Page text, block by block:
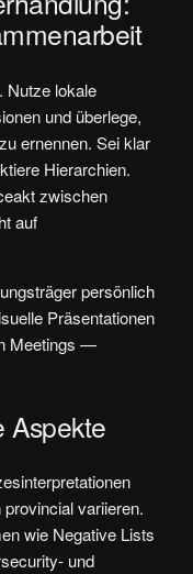
Nutze lokale
und überlege,
ernennen. Sei klar
Hierarchien.
zwischen
auf
persönlich
Präsentationen
Meetings —
Aspekte
variieren.
wie Negative Lists
und